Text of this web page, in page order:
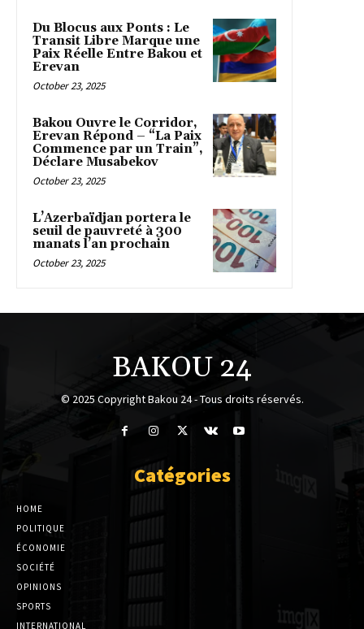
Du Blocus aux Ponts : Le
Transit Libre Marque une
Paix Réelle Entre Bakou et
Erevan
October 23, 2025
Bakou Ouvre le Corridor,
Erevan Répond – “La Paix
Commence par un Train”,
Déclare Musabekov
October 23, 2025
L’Azerbaïdjan portera le
seuil de pauvreté à 300
manats l’an prochain
October 23, 2025
BAKOU 24
© 2025 Copyright Bakou 24 - Tous droits réservés.
Catégories
HOME
POLITIQUE
ÉCONOMIE
SOCIÉTÉ
OPINIONS
SPORTS
INTERNATIONAL